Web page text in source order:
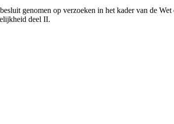
genomen op verzoeken in het kader van de
deel II.